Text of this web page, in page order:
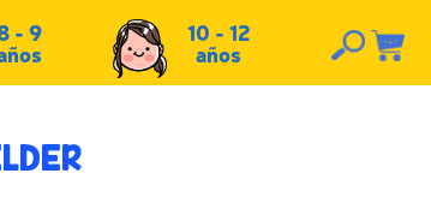
- 9 10 - 12
años